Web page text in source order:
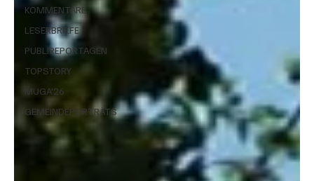
KOMMENTARE
LESERBRIEFE
PUBLIREPORTAGEN
TOPSTORY
MUGA'26
GEMEINDEPORTRÄTS